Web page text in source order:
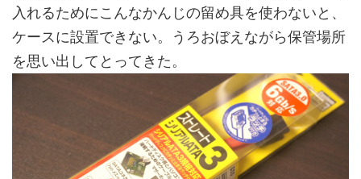
入れるためにこんなかんじの留め具を使わないと、
ケースに設置できない。うろおぼえながら保管場所
を思い出してとってきた。